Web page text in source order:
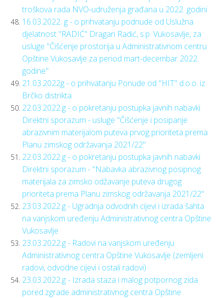
troškova rada NVO-udruženja građana u 2022. godini
16.03.2022. g - o prihvatanju podnude od Uslužna
djelatnost "RADIĆ" Dragan Radić, s.p. Vukosavlje, za
usluge "Čišćenje prostorija u Administrativnom centru
Opštine Vukosavlje za period mart-decembar 2022.
godine"
21.03.2022g - o prihvatanju Ponude od "HIT" d.o.o. iz
Brčko distrikta
22.03.2022.g - o pokretanju postupka javnih nabavki
Direktni sporazum - usluge "Čišćenje i posipanje
abrazivnim materijalom puteva prvog prioriteta prema
Planu zimskog održavanja 2021/22"
22.03.2022.g - o pokretanju postupka javnih nabavki
Direktni sporazum - "Nabavka abrazivnog posipnog
materijala za zimsko odžavanje puteva drugog
prioriteta prema Planu zimskog održavanja 2021/22"
23.03.2022.g - Ugradnja odvodnih cijevi i izrada šahta
na vanjskom uređenju Administrativnog centra Opštine
Vukosavlje
23.03.2022.g - Radovi na vanjskom uređenju
Administrativnog centra Opštine Vukosavlje (zemljeni
radovi, odvodne cijevi i ostali radovi)
23.03.2022.g - Izrada staza i malog potpornog zida
pored zgrade administrativnog centra Opštine